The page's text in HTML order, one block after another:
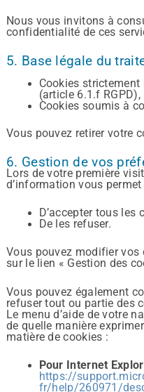
Nous vous invitons à
confidentialité de ces
5. Base légale du
Cookies
(article 6.1.f RGPD),
Cookies soumis à
Vous pouvez retirer votre
6. Gestion de vos
Lors de votre première
d’information vous permet
D’accepter tous les
De les refuser.
Vous pouvez modifier
sur le lien « Gestion des
Vous pouvez également
refuser tout ou partie des
Le menu d’aide de votre
de quelle manière
matière de cookies :
Pour Internet
https://
fr/help/260971/